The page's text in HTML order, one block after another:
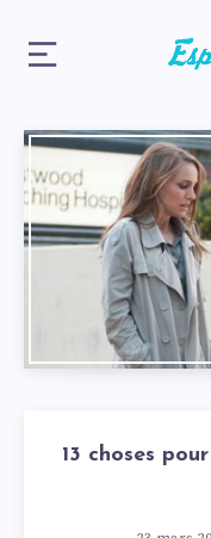
13 choses